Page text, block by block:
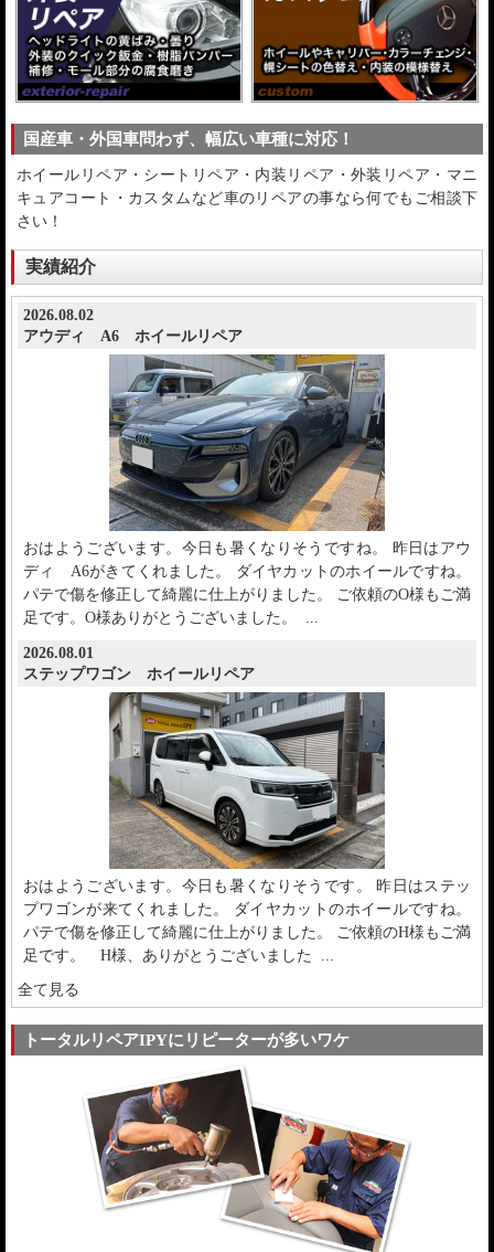
国産車・外国車問わず、幅広い車種に対応！
ホイールリペア・シートリペア・内装リペア・外装リペア・マニ
キュアコート・カスタムなど車のリペアの事なら何でもご相談下
さい！
実績紹介
2026.08.02
アウディ A6 ホイールリペア
おはようございます。今日も暑くなりそうですね。 昨日はアウ
ディ A6がきてくれました。 ダイヤカットのホイールですね。
パテで傷を修正して綺麗に仕上がりました。 ご依頼のO様もご満
足です。O様ありがとうございました。 ...
2026.08.01
ステップワゴン ホイールリペア
おはようございます。今日も暑くなりそうです。 昨日はステッ
プワゴンが来てくれました。 ダイヤカットのホイールですね。
パテで傷を修正して綺麗に仕上がりました。 ご依頼のH様もご満
足です。 H様、ありがとうございました ...
全て見る
トータルリペアIPYにリピーターが多いワケ